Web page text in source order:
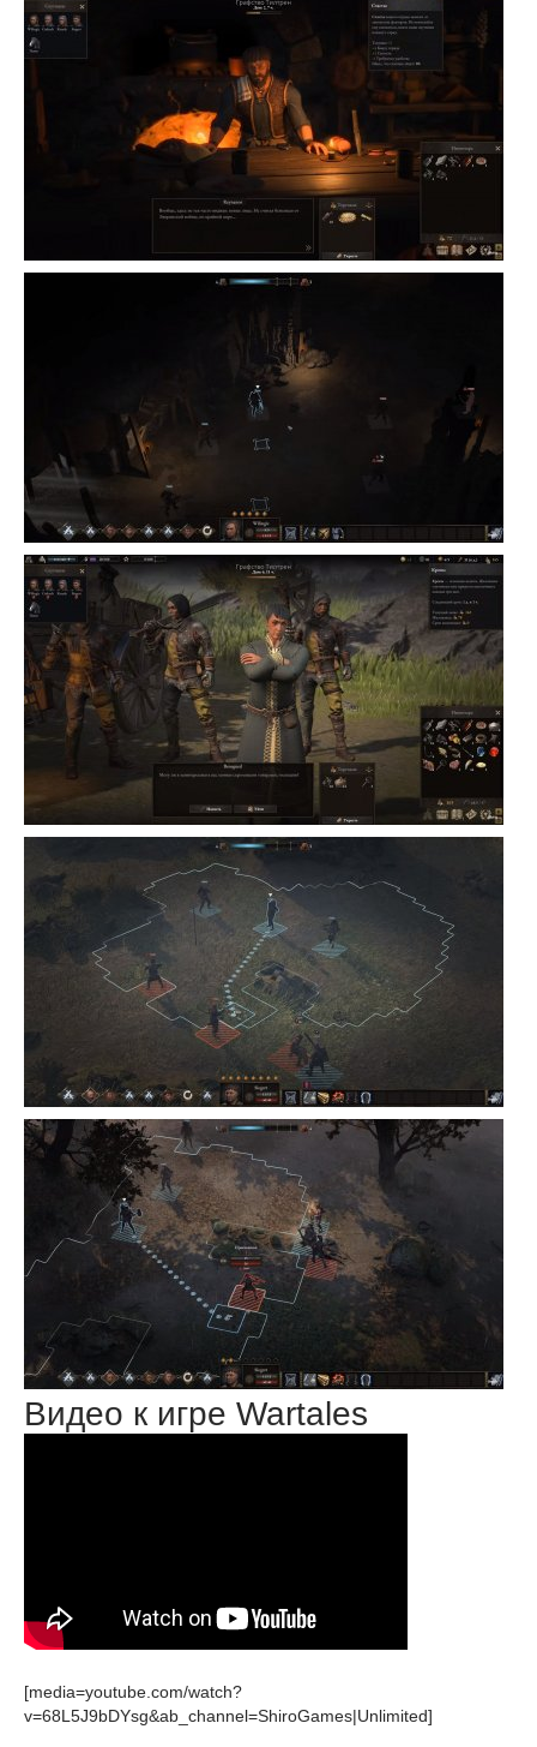
Видео к игре Wartales
[media=youtube.com/watch?
v=68L5J9bDYsg&ab_channel=ShiroGames|Unlimited]